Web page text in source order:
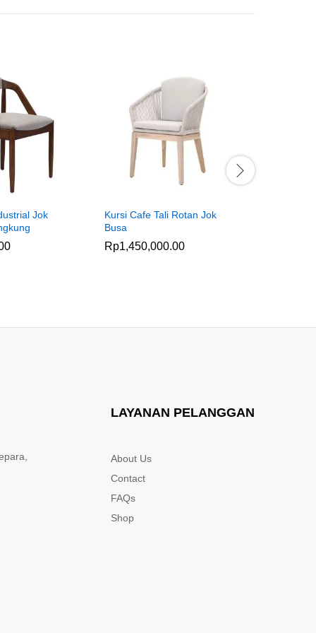
Jok
Kursi Cafe Tali Rotan Jok
Busa
Rp1,450,000.00
LAYANAN PELANGGAN
About Us
Contact
FAQs
Shop